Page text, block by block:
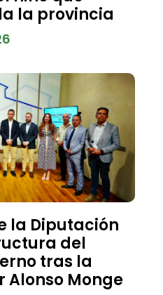
la provincia
la Diputación
del
tras la
Alonso Monge